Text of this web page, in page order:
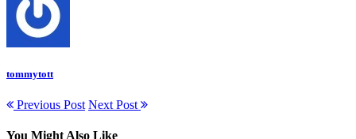
tommytott
Previous Post Next Post
You Might Also Like